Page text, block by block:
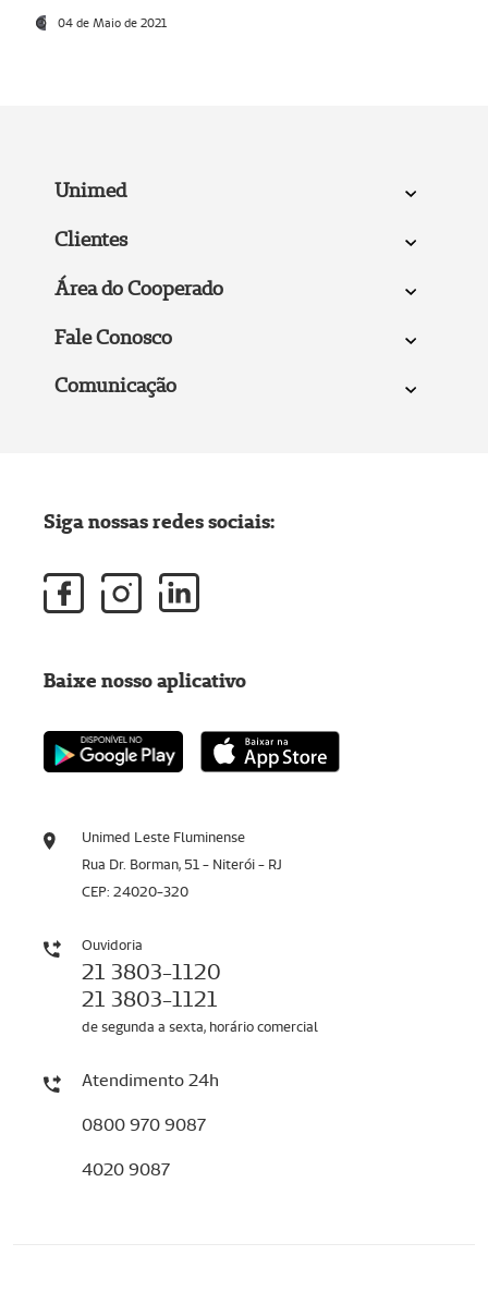
04 de Maio de 2021
Unimed
Clientes
Área do Cooperado
Fale Conosco
Comunicação
Unimed Leste Fluminense
Rua Dr. Borman, 51 - Niterói - RJ
CEP: 24020-320
Ouvidoria
21 3803-1120
21 3803-1121
de segunda a sexta, horário comercial
Atendimento 24h
0800 970 9087
4020 9087
Siga nossas redes sociais:
Baixe nosso aplicativo